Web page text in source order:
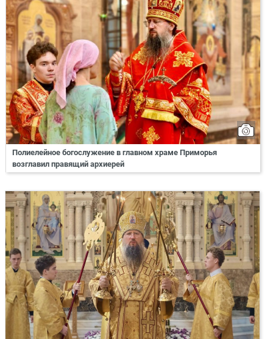
Полиелейное богослужение в главном храме Приморья
возглавил правящий архиерей